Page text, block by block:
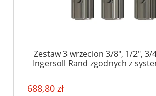
Zestaw 3 wrzecion 3/8", 1/2", 3/
Ingersoll Rand zgodnych z
688,80 zł